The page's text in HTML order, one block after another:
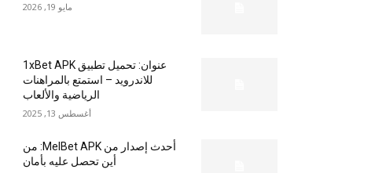
مايو 19, 2026
عنوان: تحميل تطبيق 1xBet APK
للاندرويد – استمتع بالمراهنات
الرياضية والألعاب
أغسطس 13, 2025
أحدث إصدار من MelBet APK: من
أين تحصل عليه بأمان